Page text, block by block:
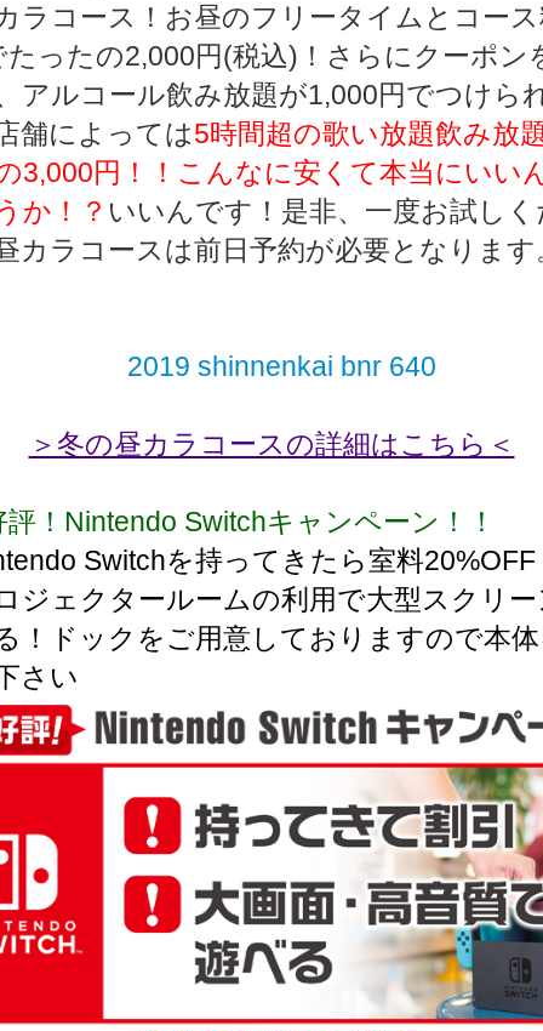
ラコース！お昼のフリータイムとコー
たったの2,000円(税込)！さらにクーポン
アルコール飲み放題が1,000円でつけら
舗によっては5時間超の歌い放題飲み放
3,000円！！こんなに安くて本当にいい
か！？ いいんです！是非、一度お試し
カラコースは前日予約が必要となります
＞冬の昼カラコースの詳細はこちら＜
！Nintendo Switchキャンペーン！！
Switchを持ってきたら室料20%OFF
ジェクタールームの利用で大型スクリ
！ドックをご用意しておりますので本
さい